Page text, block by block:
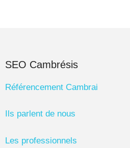
SEO Cambrésis
Référencement Cambrai
Ils parlent de nous
Les professionnels